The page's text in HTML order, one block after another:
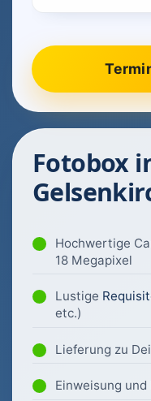
Fotobox
Hochwertige
18 Megapixel
Lustige
etc.)
Lieferung zu
Einweisung